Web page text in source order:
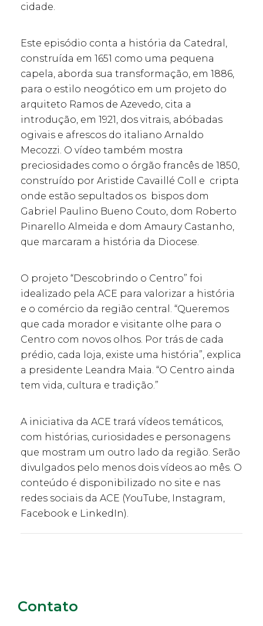
cidade.
Este episódio conta a história da Catedral,
construída em 1651 como uma pequena
capela, aborda sua transformação, em 1886,
para o estilo neogótico em um projeto do
arquiteto Ramos de Azevedo, cita a
introdução, em 1921, dos vitrais, abóbadas
ogivais e afrescos do italiano Arnaldo
Mecozzi. O vídeo também mostra
preciosidades como o órgão francês de 1850,
construído por Aristide Cavaillé Coll e cripta
onde estão sepultados os bispos dom
Gabriel Paulino Bueno Couto, dom Roberto
Pinarello Almeida e dom Amaury Castanho,
que marcaram a história da Diocese.
O projeto “Descobrindo o Centro” foi
idealizado pela ACE para valorizar a história
e o comércio da região central. “Queremos
que cada morador e visitante olhe para o
Centro com novos olhos. Por trás de cada
prédio, cada loja, existe uma história”, explica
a presidente Leandra Maia. “O Centro ainda
tem vida, cultura e tradição.”
A iniciativa da ACE trará vídeos temáticos,
com histórias, curiosidades e personagens
que mostram um outro lado da região. Serão
divulgados pelo menos dois vídeos ao mês. O
conteúdo é disponibilizado no site e nas
redes sociais da ACE (YouTube, Instagram,
Facebook e LinkedIn).
Contato